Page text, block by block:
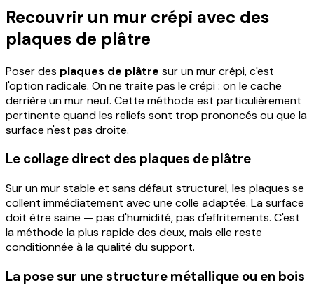
Recouvrir un mur crépi avec des
plaques de plâtre
Poser des plaques de plâtre sur un mur crépi, c'est
l'option radicale. On ne traite pas le crépi : on le cache
derrière un mur neuf. Cette méthode est particulièrement
pertinente quand les reliefs sont trop prononcés ou que la
surface n'est pas droite.
Le collage direct des plaques de plâtre
Sur un mur stable et sans défaut structurel, les plaques se
collent immédiatement avec une colle adaptée. La surface
doit être saine — pas d'humidité, pas d'effritements. C'est
la méthode la plus rapide des deux, mais elle reste
conditionnée à la qualité du support.
La pose sur une structure métallique ou en bois